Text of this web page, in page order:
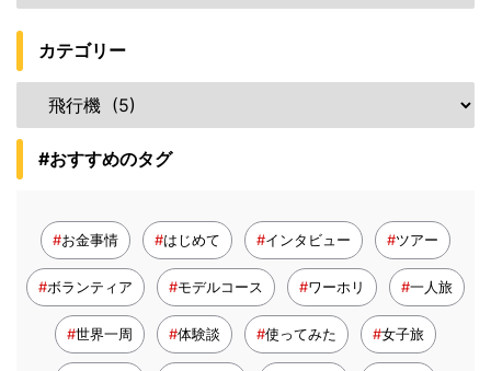
カテゴリー
#おすすめのタグ
お金事情 はじめて インタビュー ツアー
ボランティア モデルコース ワーホリ 一人旅
世界一周 体験談 使ってみた 女子旅